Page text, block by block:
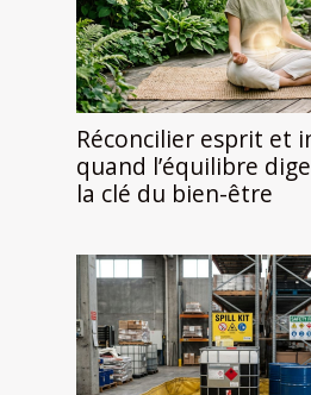
Réconcilier esprit et
quand l’équilibre
la clé du bien-être